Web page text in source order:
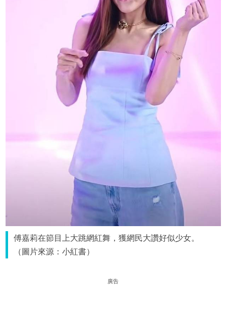
傅嘉莉在節目上大跳網紅舞，獲網民大讚好似少女。
（圖片來源：小紅書）
廣告